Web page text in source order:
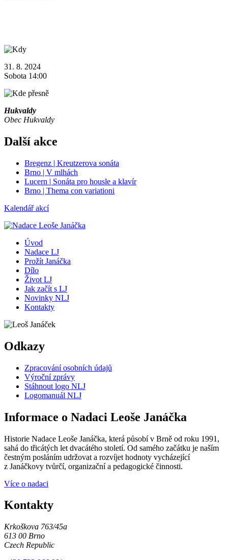
31. 8. 2024
Sobota 14:00
Hukvaldy
Obec Hukvaldy
Další akce
Bregenz | Kreutzerova sonáta
Brno | V mlhách
Lucern | Sonáta pro housle a klavír
Brno | Thema con variationi
Kalendář akcí
Úvod
Nadace LJ
Prožít Janáčka
Dílo
Život LJ
Jak začít s LJ
Novinky NLJ
Kontakty
Odkazy
Zpracování osobních údajů
Výroční zprávy
Stáhnout logo NLJ
Logomanuál NLJ
Informace o Nadaci Leoše Janáčka
Historie Nadace Leoše Janáčka, která působí v Brně od roku 1991,
sahá do třicátých let dvacátého století. Od samého začátku je naším
čestným posláním udržovat a rozvíjet hodnoty vycházející
z Janáčkovy tvůrčí, organizační a pedagogické činnosti.
Více o nadaci
Kontakty
Krkoškova 763/45a
613 00 Brno
Czech Republic